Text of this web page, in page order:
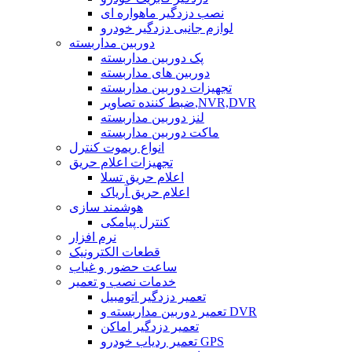
نصب دزدگیر ماهواره ای
لوازم جانبی دزدگیر خودرو
دوربین مداربسته
پک دوربین مداربسته
دوربین های مداربسته
تجهیزات دوربین مداربسته
ضبط کننده تصاویر,NVR,DVR
لنز دوربین مداربسته
ماکت دوربین مداربسته
انواع ریموت کنترل
تجهیزات اعلام حریق
اعلام حریق تسلا
اعلام حریق آریاک
هوشمند سازی
کنترل پیامکی
نرم افزار
قطعات الکترونیک
ساعت حضور و غیاب
خدمات نصب و تعمیر
تعمیر دزدگیر اتومبیل
تعمیر دوربین مداربسته و DVR
تعمیر دزدگیر اماکن
تعمیر ردیاب خودرو GPS